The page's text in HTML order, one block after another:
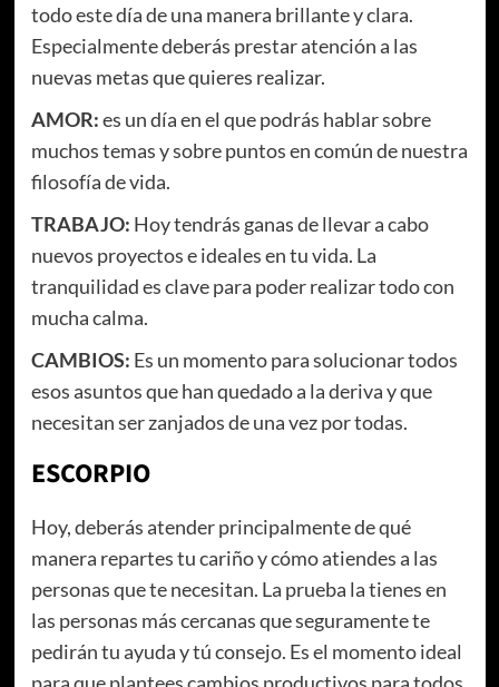
todo este día de una manera brillante y clara.
Especialmente deberás prestar atención a las
nuevas metas que quieres realizar.
AMOR:es un día en el que podrás hablar sobre
muchos temas y sobre puntos en común de nuestra
filosofía de vida.
TRABAJO: Hoy tendrás ganas de llevar a cabo
nuevos proyectos e ideales en tu vida. La
tranquilidad es clave para poder realizar todo con
mucha calma.
CAMBIOS: Es un momento para solucionar todos
esos asuntos que han quedado a la deriva y que
necesitan ser zanjados de una vez por todas.
ESCORPIO
Hoy, deberás atender principalmente de qué
manera repartes tu cariño y cómo atiendes a las
personas que te necesitan. La prueba la tienes en
las personas más cercanas que seguramente te
pedirán tu ayuda y tú consejo. Es el momento ideal
para que plantees cambios productivos para todos.